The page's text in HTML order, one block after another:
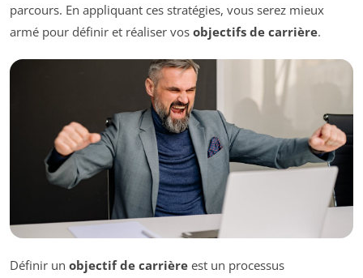
parcours. En appliquant ces stratégies, vous serez mieux
armé pour définir et réaliser vos objectifs de carrière.
Définir un objectif de carrière est un processus